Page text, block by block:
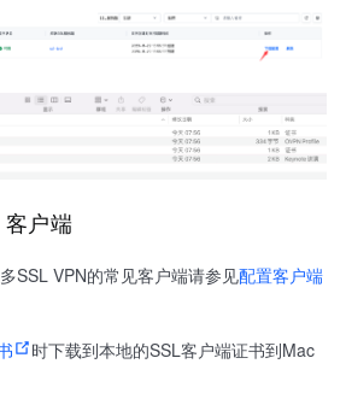
户端
SSL VPN的常见客户端请参见配置客户端
时下载到本地的SSL客户端证书到Mac